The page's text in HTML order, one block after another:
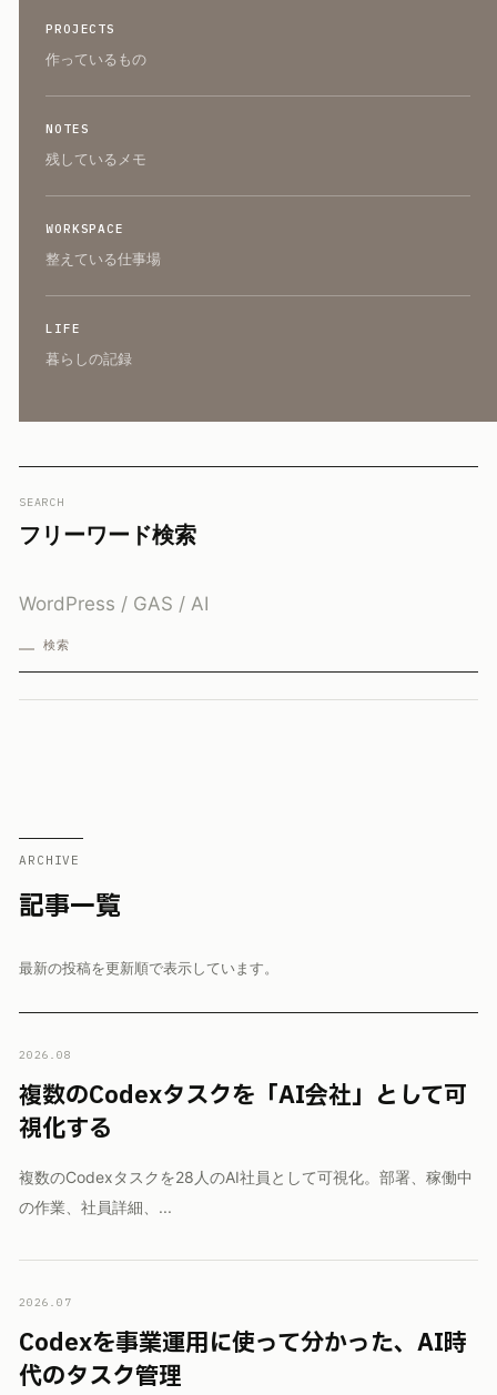
PROJECTS
作っているもの
NOTES
残しているメモ
WORKSPACE
整えている仕事場
LIFE
暮らしの記録
SEARCH
フリーワード検索
検索
ARCHIVE
記事一覧
最新の投稿を更新順で表示しています。
2026.08
複数のCodexタスクを「AI会社」として可
視化する
複数のCodexタスクを28人のAI社員として可視化。部署、稼働中
の作業、社員詳細、...
2026.07
Codexを事業運用に使って分かった、AI時
代のタスク管理